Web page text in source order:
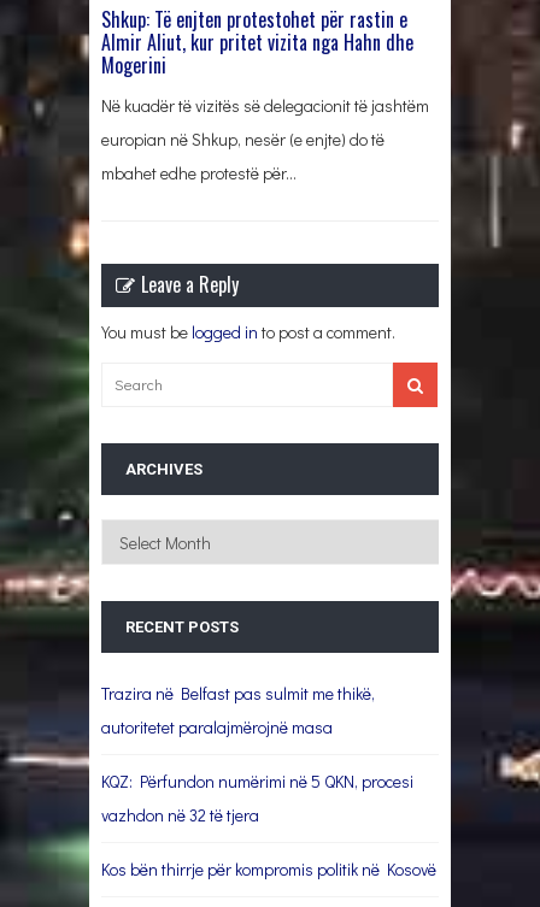
Shkup: Të enjten protestohet për rastin e
Almir Aliut, kur pritet vizita nga Hahn dhe
Mogerini
Në kuadër të vizitës së delegacionit të jashtëm
europian në Shkup, nesër (e enjte) do të
mbahet edhe protestë për…
Leave a Reply
You must be logged in to post a comment.
ARCHIVES
Archives
RECENT POSTS
Trazira në Belfast pas sulmit me thikë,
autoritetet paralajmërojnë masa
KQZ: Përfundon numërimi në 5 QKN, procesi
vazhdon në 32 të tjera
Kos bën thirrje për kompromis politik në Kosovë